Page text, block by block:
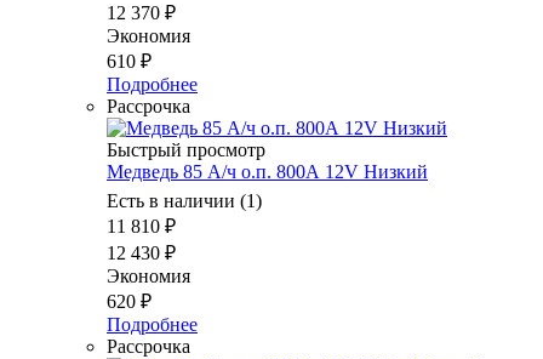
12 370 ₽
Экономия
610 ₽
Подробнее
Рассрочка
Быстрый просмотр
Медведь 85 А/ч о.п. 800А 12V Низкий
Есть в наличии (1)
11 810 ₽
12 430 ₽
Экономия
620 ₽
Подробнее
Рассрочка